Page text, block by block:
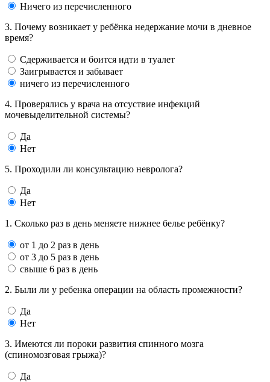
Ничего из перечисленного
3. Почему возникает у ребёнка недержание мочи в дневное
время?
Сдерживается и боится идти в туалет
Заигрывается и забывает
ничего из перечисленного
4. Проверялись у врача на отсуствие инфекций
мочевыделительной системы?
Да
Нет
5. Проходили ли консультацию невролога?
Да
Нет
1. Сколько раз в день меняете нижнее белье ребёнку?
от 1 до 2 раз в день
от 3 до 5 раз в день
свыше 6 раз в день
2. Были ли у ребенка операции на область промежности?
Да
Нет
3. Имеются ли пороки развития спинного мозга
(спиномозговая грыжа)?
Да